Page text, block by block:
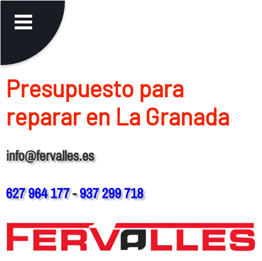
Presupuesto para
reparar en La Granada
info@fervalles.es
627 964 177-937 299 718